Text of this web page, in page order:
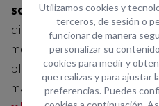
son máquinas compactas
diseñadas para trabajos en
movilidad y acceso rápido.
plataformas elevadoras
manuales de marcas tan
Utilizamos cookies y
terceros, de sesión o
funcionar de manera
personalizar su
cookies para medir y
que realizas y para ajustar
preferencias. Puedes